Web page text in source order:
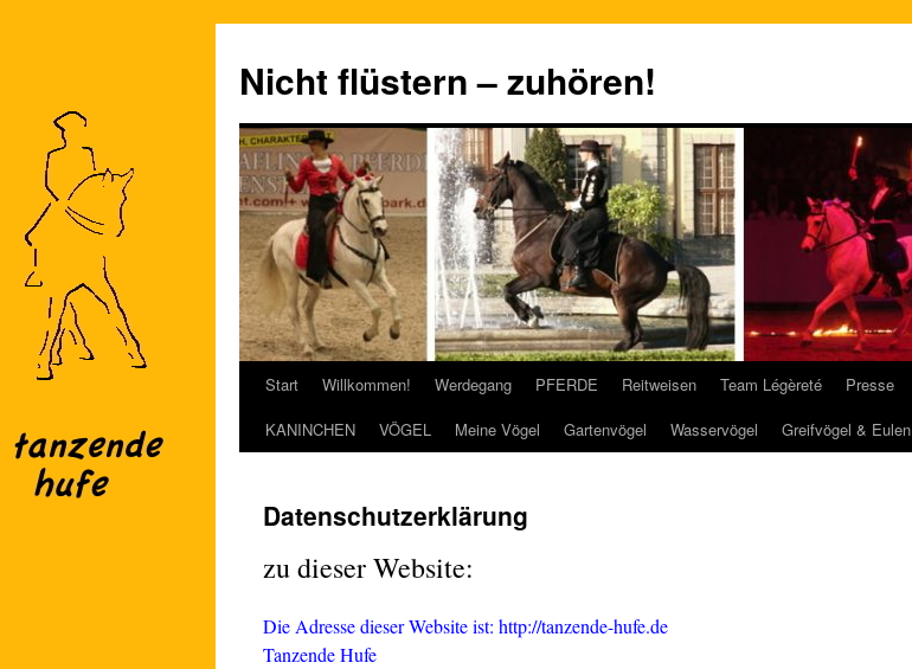
Nicht flüstern – zuhören!
Zum
Inhalt
Start Willkommen! Werdegang PFERDE Reitweisen Team Légèreté Presse
KANINCHEN
VÖGEL Meine Vögel Gartenvögel Wasservögel Greifvögel & Eulen
Datenschutzerklärung
zu dieser Website:
Die Adresse dieser Website ist: http://tanzende-hufe.de
Tanzende Hufe